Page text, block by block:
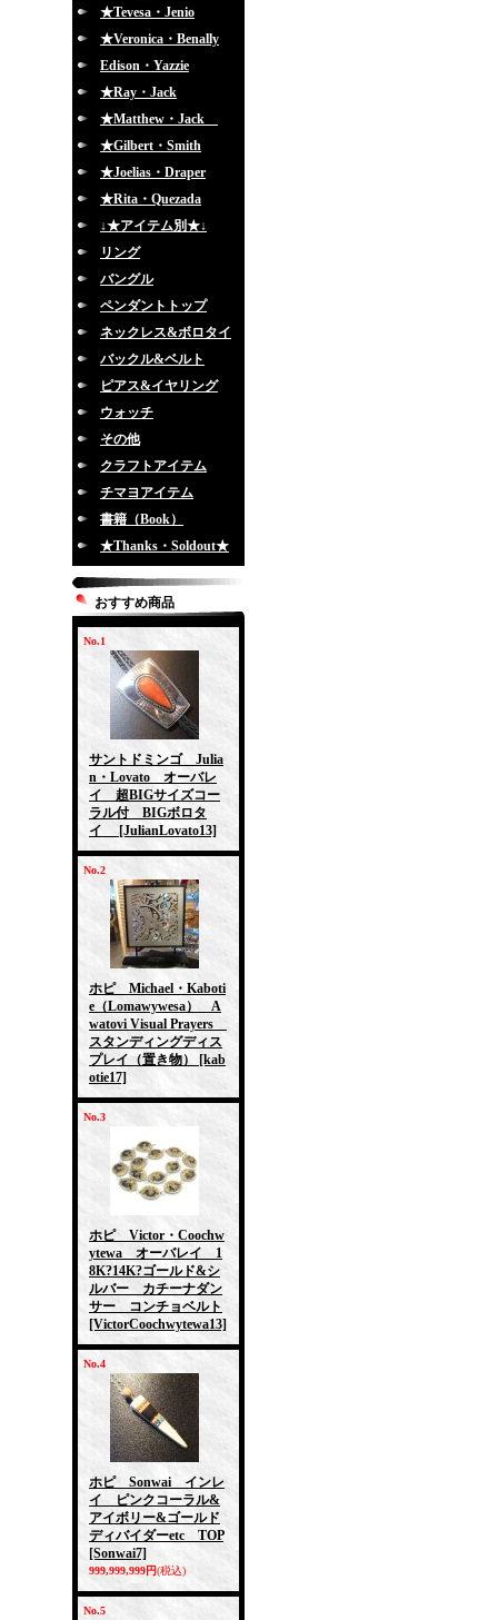
★Tevesa・Jenio
★Veronica・Benally
Edison・Yazzie
★Ray・Jack
★Matthew・Jack
★Gilbert・Smith
★Joelias・Draper
★Rita・Quezada
↓★アイテム別★↓
リング
バングル
ペンダントトップ
ネックレス&ボロタイ
バックル&ベルト
ピアス&イヤリング
ウォッチ
その他
クラフトアイテム
チマヨアイテム
書籍（Book）
★Thanks・Soldout★
おすすめ商品
No.1
サントドミンゴ Julia
n・Lovato オーバレ
イ 超BIGサイズコー
ラル付 BIGボロタ
イ
[JulianLovato13]
No.2
ホピ Michael・Kaboti
e（Lomawywesa） A
watovi Visual Prayers
スタンディングディス
プレイ（置き物）
[kab
otie17]
No.3
ホピ Victor・Coochw
ytewa オーバレイ 1
8K?14K?ゴールド&シ
ルバー カチーナダン
サー コンチョベルト
[VictorCoochwytewa13]
No.4
ホピ Sonwai インレ
イ ピンクコーラル&
アイボリー&ゴールド
ディバイダーetc TOP
[Sonwai7]
999,999,999円(税込)
No.5